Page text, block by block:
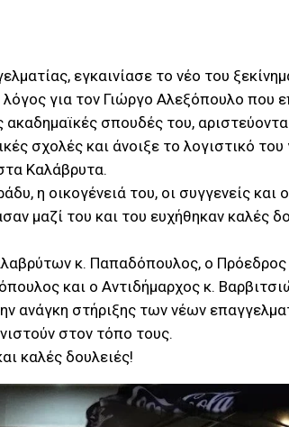
εγκαινίασε το νέο του
για τον Γιώργο Αλεξόπουλο που
σπουδές του,
σχολές και άνοιξε το λογιστικό
Καλάβρυτα.
η οικογένειά του, οι συγγενείς και
μαζί του και του ευχήθηκαν καλές
κ. Παπαδόπουλος, ο Πρόεδρος
και ο Αντιδήμαρχος κ.
ανάγκη στήριξης των νέων
στον τόπο τους.
καλές δουλειές!